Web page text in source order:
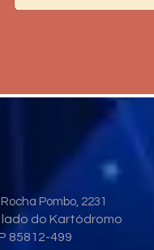
Pombo, 2231
lado do Kartódromo
85812-499